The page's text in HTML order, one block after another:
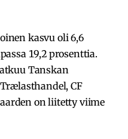
kasvu oli 6,6
19,2 prosenttia.
Tanskan
CF
on liitetty viime